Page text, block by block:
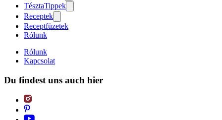
TésztaTippek
Receptek
Receptfüzetek
Rólunk
Rólunk
Kapcsolat
Du findest uns auch hier